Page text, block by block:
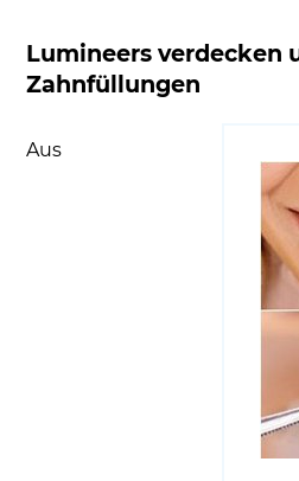
Lumineers verdecken
Zahnfüllungen
Aus